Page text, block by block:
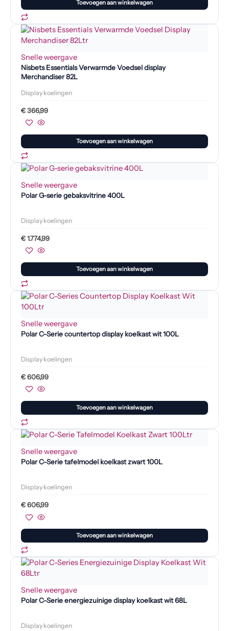
Toevoegen aan winkelwagen
Snelle weergave
Nisbets Essentials Verwarmde Voedsel display
Merchandiser 82L
Display koelingen
€366,99
Toevoegen aan winkelwagen
Snelle weergave
Polar G-serie gebaksvitrine 400L
Display koelingen
€1.774,99
Toevoegen aan winkelwagen
Snelle weergave
Polar C-Serie countertop display koelkast wit 100L
Display koelingen
€606,99
Toevoegen aan winkelwagen
Snelle weergave
Polar C-Serie tafelmodel koelkast zwart 100L
Display koelingen
€606,99
Toevoegen aan winkelwagen
Snelle weergave
Polar C-Serie energiezuinige display koelkast wit 68L
Display koelingen